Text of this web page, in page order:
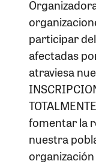
participar
afectadas
atraviesa
fomentar la
nuestra